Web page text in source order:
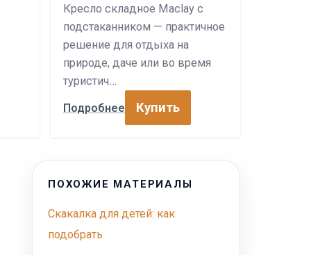
Кресло складное Maclay с
подстаканником — практичное
решение для отдыха на
природе, даче или во время
туристич…
Подробнее Купить
ПОХОЖИЕ МАТЕРИАЛЫ
Скакалка для детей: как
подобрать